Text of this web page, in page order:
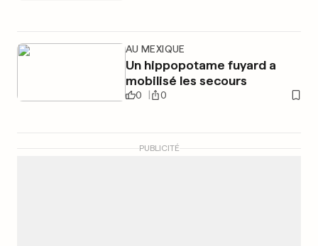
AU MEXIQUE
Un hippopotame fuyard a
mobilisé les secours
0 0
PUBLICITÉ